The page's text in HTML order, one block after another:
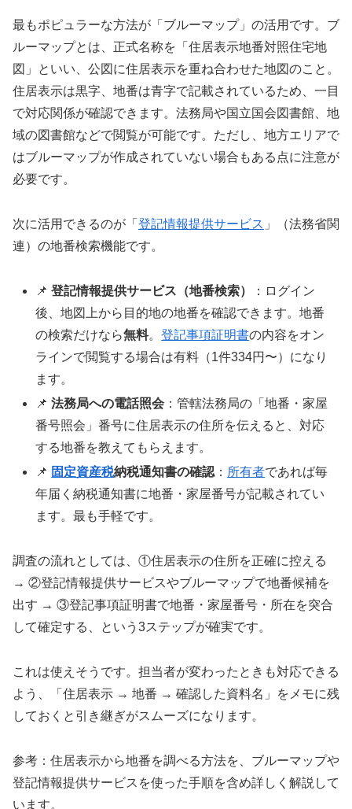
最もポピュラーな方法が「ブルーマップ」の活用です。ブ
ルーマップとは、正式名称を「住居表示地番対照住宅地
図」といい、公図に住居表示を重ね合わせた地図のこと。
住居表示は黒字、地番は青字で記載されているため、一目
で対応関係が確認できます。法務局や国立国会図書館、地
域の図書館などで閲覧が可能です。ただし、地方エリアで
はブルーマップが作成されていない場合もある点に注意が
必要です。
次に活用できるのが「 登記情報提供サービス 」（法務省関
連）の地番検索機能です。
📌登記情報提供サービス（地番検索）
：ログイン
後、地図上から目的地の地番を確認できます。地番
の検索だけなら無料。登記事項証明書の内容をオン
ラインで閲覧する場合は有料（1件334円〜）になり
ます。
📌法務局への電話照会 ：管轄法務局の「地番・家屋
番号照会」番号に住居表示の住所を伝えると、対応
する地番を教えてもらえます。
📌 固定資産税納税通知書の確認 ： 所有者であれば毎
年届く納税通知書に地番・家屋番号が記載されてい
ます。最も手軽です。
調査の流れとしては、①住居表示の住所を正確に控える
→ ②登記情報提供サービスやブルーマップで地番候補を
出す → ③登記事項証明書で地番・家屋番号・所在を突合
して確定する、という3ステップが確実です。
これは使えそうです。担当者が変わったときも対応できる
よう、「住居表示 → 地番 → 確認した資料名」をメモに残
しておくと引き継ぎがスムーズになります。
参考：住居表示から地番を調べる方法を、ブルーマップや
登記情報提供サービスを使った手順を含め詳しく解説して
います。